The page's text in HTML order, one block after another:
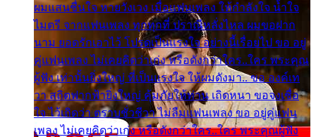
ผมแสนชื่นใจ หายวังเวง เมื่อแฟนเพลง ให้กำลังใจ น้ำใจ
ไมตรี จากแฟนเพลง ทุกทุกที่ ปราณีหลั่งไหล ผมขอฝาก
นาม ยอดรักเอาไว้ โปรดเป็นแรงใจ อย่างนี้เรื่อยไป ขอ อยู่
คู่แฟนเพลง ไม่เคยคิดว่าเก่ง หรือดังกว่าใคร..ใคร พระคุณ
ผู้ฟัง เท่านั้นยิ่งใหญ่ ที่เป็นแรงใจ ให้ผมดังมา.. ขอ องค์เท
วา สถิตฟากฟ้ายิ่งใหญ่ คุ้มภัยให้ท่าน เถิดหนา ขอจงเชื่อ
ใจ ไว้เถิดว่า ตราบชั่วชีวา ไม่ลืมแฟนเพลง ขอ อยู่คู่แฟน
เพลง ไม่เคยคิดว่าเก่ง หรือดังกว่าใคร..ใคร พระคุณผู้ฟัง